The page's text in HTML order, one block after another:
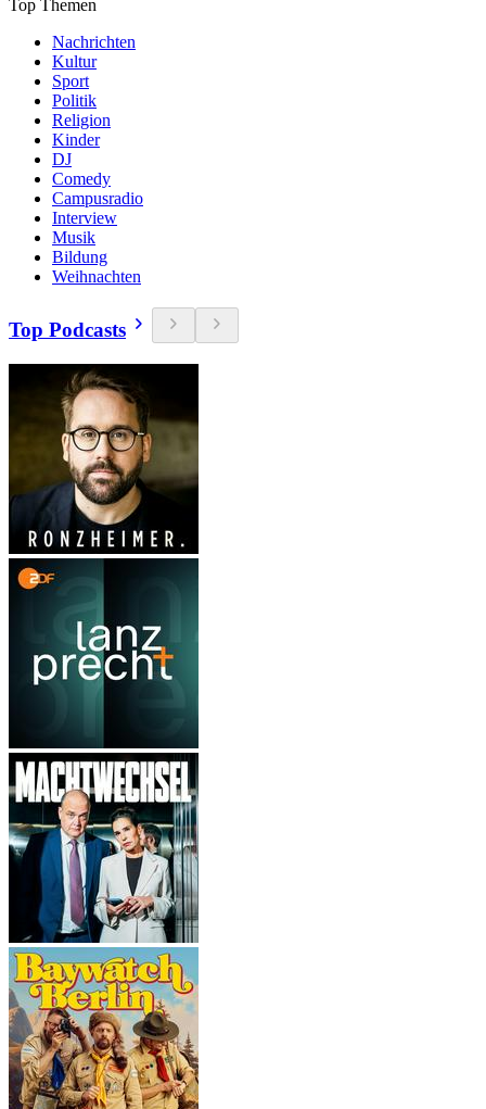
Top Themen
Nachrichten
Kultur
Sport
Politik
Religion
Kinder
DJ
Comedy
Campusradio
Interview
Musik
Bildung
Weihnachten
Top Podcasts